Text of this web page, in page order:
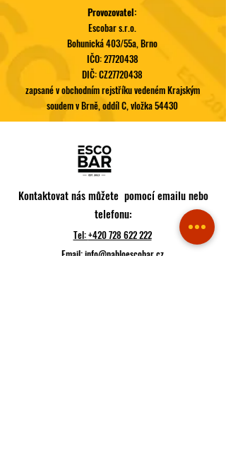
Provozovatel:
Escobar s.r.o.
Bohunická 403/55a, Brno
IČO:27720438
DIČ: CZ27720438
zapsané v obchodním rejstříku vedeném Krajským
soudem v Brně, oddíl C, vložka 54430
Kontaktovat nás můžete pomocí emailu nebo
telefonu:
Tel:+420 728 622 222
Email:info@pabloescobar.cz